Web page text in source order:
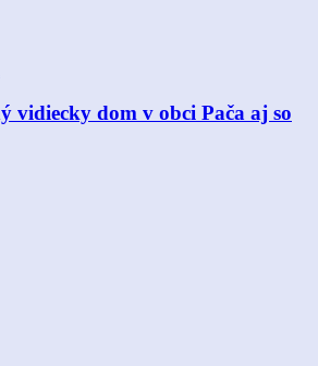
vidiecky dom v obci Pača aj so